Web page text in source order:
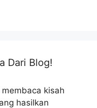
Dari Blog!
kisah
hasilkan